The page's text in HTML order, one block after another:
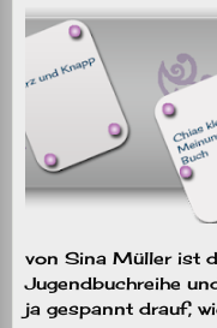
von Sina Müller ist
Jugendbuchreihe
ja gespannt drauf,